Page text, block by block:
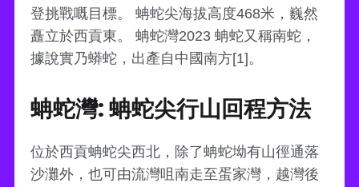
登挑戰嘅目標。 蚺蛇尖海拔高度468米，巍然
矗立於西貢東。 蚺蛇灣2023 蚺蛇又稱南蛇，
據說實乃蟒蛇，出產自中國南方[1]。
蚺蛇灣: 蚺蛇尖行山回程方法
位於西貢蚺蛇尖西北，除了蚺蛇坳有山徑通落
沙灘外，也可由流灣咀南走至蛋家灣，越灣後